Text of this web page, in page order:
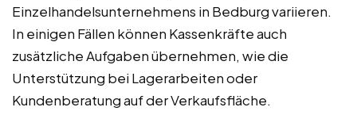
Einzelhandelsunternehmens in Bedburg variieren.
In einigen Fällen können Kassenkräfte auch
zusätzliche Aufgaben übernehmen, wie die
Unterstützung bei Lagerarbeiten oder
Kundenberatung auf der Verkaufsfläche.